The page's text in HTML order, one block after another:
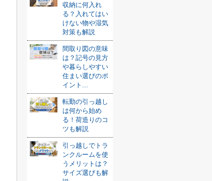
収納に何入れ
る？入れてはい
けない物や湿気
対策も解説
間取り図の意味
は？記号の見方
や暮らしやすい
住まい選びのポ
イント...
転勤の引っ越し
は何から始め
る！荷造りのコ
ツも解説
引っ越しでトラ
ンクルームを使
うメリットは？
サイズ選びも解